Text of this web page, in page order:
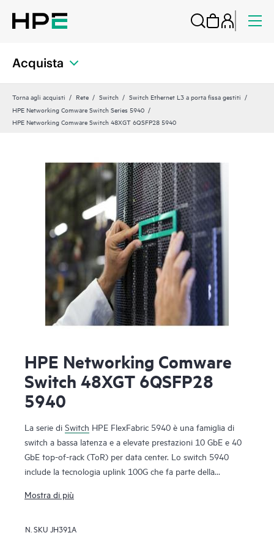
Acquista
Torna agli acquisti Rete Switch
Switch Ethernet L3 a porta fissa gestiti
HPE Networking Comware Switch Series 5940
HPE Networking Comware Switch 48XGT 6QSFP28 5940
HPE Networking Comware
Switch 48XGT 6QSFP28
5940
La serie di Switch HPE FlexFabric 5940 è una famiglia di
switch a bassa latenza e a elevate prestazioni 10 GbE e 40
GbE top-of-rack (ToR) per data center. Lo switch 5940
include la tecnologia uplink 100G che fa parte della
fondamentale dell'architettura FlexNetwork.
livello di aggregazione o a livello di accesso del server di
Mostra di più
N. SKU JH391A